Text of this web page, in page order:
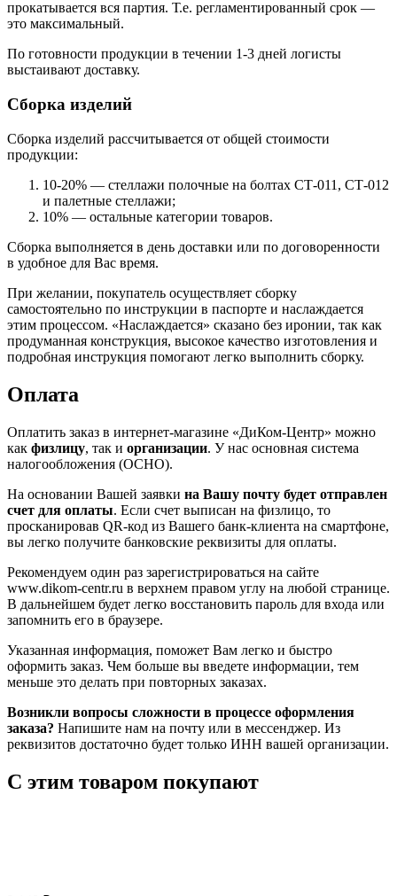
прокатывается вся партия. Т.е. регламентированный срок —
это максимальный.
По готовности продукции в течении 1-3 дней логисты
выстаивают доставку.
Сборка изделий
Сборка изделий рассчитывается от общей стоимости
продукции:
10-20% — стеллажи полочные на болтах СТ-011, СТ-012
и палетные стеллажи;
10% — остальные категории товаров.
Сборка выполняется в день доставки или по договоренности
в удобное для Вас время.
При желании, покупатель осуществляет сборку
самостоятельно по инструкции в паспорте и наслаждается
этим процессом. «Наслаждается» сказано без иронии, так как
продуманная конструкция, высокое качество изготовления и
подробная инструкция помогают легко выполнить сборку.
Оплата
Оплатить заказ в интернет-магазине «ДиКом-Центр» можно
как физлицу, так и организации. У нас основная система
налогообложения (ОСНО).
На основании Вашей заявки на Вашу почту будет отправлен
счет для оплаты. Если счет выписан на физлицо, то
просканировав QR-код из Вашего банк-клиента на смартфоне,
вы легко получите банковские реквизиты для оплаты.
Рекомендуем один раз зарегистрироваться на сайте
www.dikom-centr.ru в верхнем правом углу на любой странице.
В дальнейшем будет легко восстановить пароль для входа или
запомнить его в браузере.
Указанная информация, поможет Вам легко и быстро
оформить заказ. Чем больше вы введете информации, тем
меньше это делать при повторных заказах.
Возникли вопросы сложности в процессе оформления
заказа? Напишите нам на почту или в мессенджер. Из
реквизитов достаточно будет только ИНН вашей организации.
С этим товаром покупают